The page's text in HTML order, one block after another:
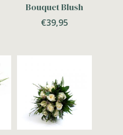
Bouquet Blush
€39,95